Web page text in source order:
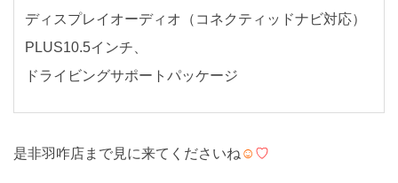
ディスプレイオーディオ（コネクティッドナビ対応）
PLUS10.5インチ、
ドライビングサポートパッケージ
是非羽咋店まで見に来てくださいね ☺ ♡